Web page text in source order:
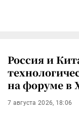
Россия и
на форуме в
7 августа 2026, 18:06